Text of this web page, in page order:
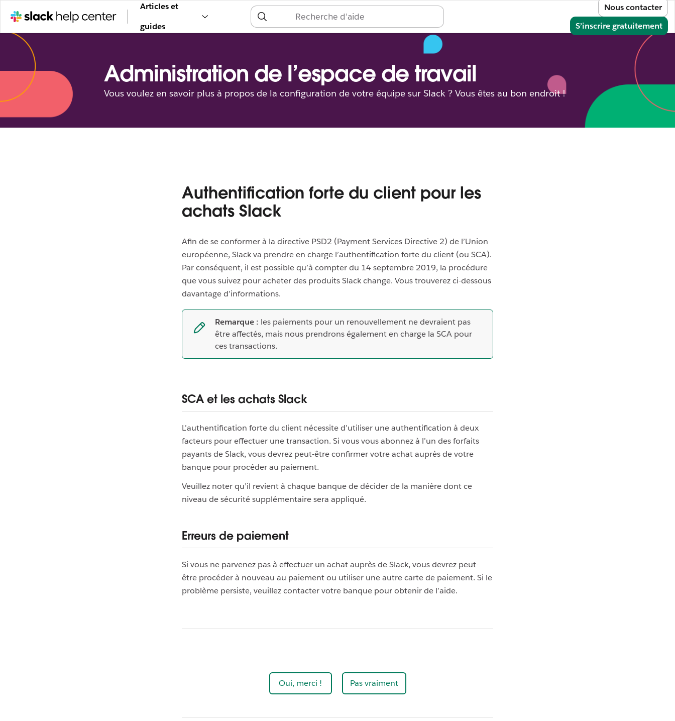
Articles et
guides
Se
connecter
Nous contacter
S’inscrire gratuitement
Administration de l’espace de travail
Vous voulez en savoir plus à propos de la configuration de votre équipe sur Slack ? Vous êtes au bon endroit !
Authentification forte du client pour les
achats Slack
Afin de se conformer à la directive PSD2 (Payment Services Directive 2) de l’Union
européenne, Slack va prendre en charge l’authentification forte du client (ou SCA).
Par conséquent, il est possible qu’à compter du 14 septembre 2019, la procédure
que vous suivez pour acheter des produits Slack change. Vous trouverez ci-dessous
davantage d’informations.
Remarque : les paiements pour un renouvellement ne devraient pas
être affectés, mais nous prendrons également en charge la SCA pour
ces transactions.
SCA et les achats Slack
L’authentification forte du client nécessite d’utiliser une authentification à deux
facteurs pour effectuer une transaction. Si vous vous abonnez à l’un des forfaits
payants de Slack, vous devrez peut-être confirmer votre achat auprès de votre
banque pour procéder au paiement.
Veuillez noter qu’il revient à chaque banque de décider de la manière dont ce
niveau de sécurité supplémentaire sera appliqué.
Erreurs de paiement
Si vous ne parvenez pas à effectuer un achat auprès de Slack, vous devrez peut-
être procéder à nouveau au paiement ou utiliser une autre carte de paiement. Si le
problème persiste, veuillez contacter votre banque pour obtenir de l’aide.
Oui, merci ! Pas vraiment